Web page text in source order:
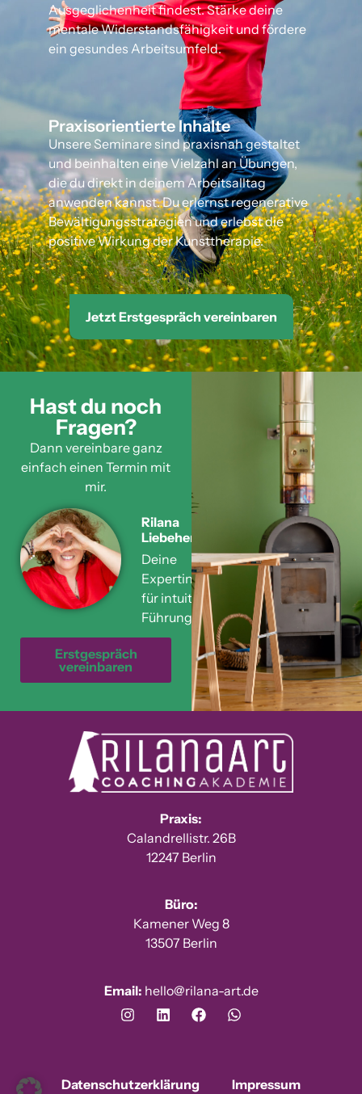
Ausgeglichenheit findest. Stärke deine
mentale Widerstandsfähigkeit und fördere
ein gesundes Arbeitsumfeld.
Praxisorientierte Inhalte
Unsere Seminare sind praxisnah gestaltet
und beinhalten eine Vielzahl an Übungen,
die du direkt in deinem Arbeitsalltag
anwenden kannst. Du erlernst regenerative
Bewältigungsstrategien und erlebst die
positive Wirkung der Kunsttherapie.
Jetzt Erstgespräch vereinbaren
Hast du noch
Fragen?
Dann vereinbare ganz
einfach einen Termin mit
mir.
Rilana
Liebehenschel
Deine
Expertin
für intuitive
Führung
Erstgespräch
vereinbaren
Praxis:
Calandrellistr. 26B
12247 Berlin
Büro:
Kamener Weg 8
13507 Berlin
Email: hello@rilana-art.de
Datenschutzerklärung Impressum